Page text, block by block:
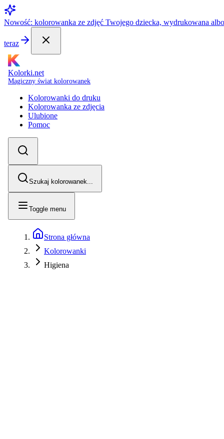
Nowość: kolorowanka ze zdjęć Twojego dziecka, wydrukowana
teraz
Kolorki.net
Magiczny świat kolorowanek
Kolorowanki do druku
Kolorowanka ze zdjęcia
Ulubione
Pomoc
Szukaj kolorowanek...
Toggle menu
Strona główna
Kolorowanki
Higiena